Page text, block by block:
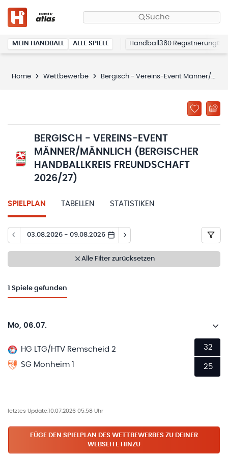
Suche
MEIN HANDBALL ALLE SPIELE Handball360 Registrierung
Home Wettbewerbe Bergisch - Vereins-Event Männer/männlich (Bergischer Handballkreis Freundschaft 2026/27)
BERGISCH - VEREINS-EVENT
MÄNNER/MÄNNLICH (BERGISCHER
HANDBALLKREIS FREUNDSCHAFT
2026/27)
SPIELPLAN TABELLEN STATISTIKEN
03.08.2026 - 09.08.2026
Alle Filter zurücksetzen
Spiele gefunden
Mo, 06.07.
HG LTG/HTV Remscheid 2
SG Monheim 1
32
25
letztes Update:10.07.2026 05:58 Uhr
FÜGE DEN SPIELPLAN DES WETTBEWERBES ZU DEINER
WEBSEITE HINZU